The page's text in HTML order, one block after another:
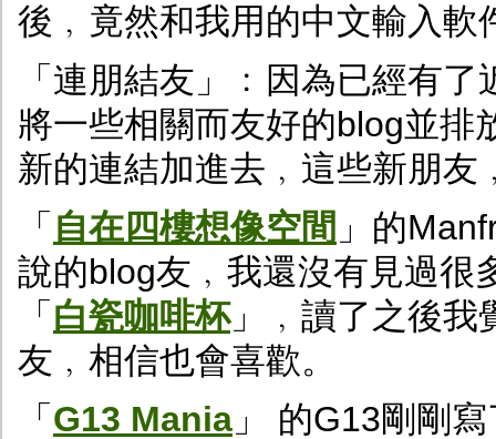
後﹐竟然和我用的中文輸入軟
「連朋結友」﹕因為已經有
將一些相關而友好的blog並排
新的連結加進去﹐這些新朋
「 自在四樓想像空間 」的
說的blog友﹐我還沒有見過很
「 白瓷咖啡杯」﹐讀了之後我
友﹐相信也會喜歡。
「 G13 Mania 」 的G13剛剛